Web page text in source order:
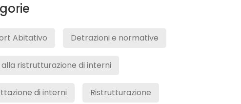
Abitativo Detrazioni e normative
alla ristrutturazione di interni
di interni Ristrutturazione